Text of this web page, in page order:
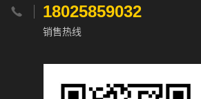
 18025859032
销售热线